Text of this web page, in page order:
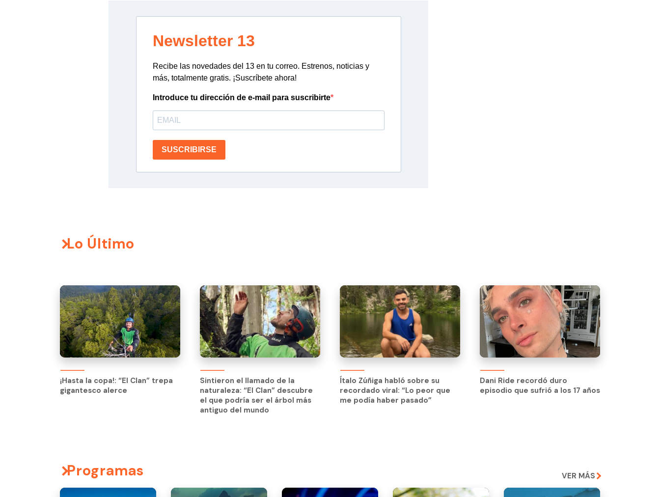
Newsletter 13
Recibe las novedades del 13 en tu correo. Estrenos, noticias y
más, totalmente gratis. ¡Suscríbete ahora!
Introduce tu dirección de e-mail para suscribirte
SUSCRIBIRSE
Lo Último
gigantesco alerce
¡Hasta la copa!: “El Clan” trepa
gigantesco alerce
naturaleza: “El Clan” descubre
el que podría ser el árbol más
antiguo del mundo
Sintieron el llamado de la
naturaleza: “El Clan” descubre
el que podría ser el árbol más
antiguo del mundo
Ítalo Zúñiga habló sobre su
recordado viral: “Lo peor que
me podía haber pasado”
Dani Ride recordó duro
episodio que sufrió a los 17 años
Programas VER MÁS